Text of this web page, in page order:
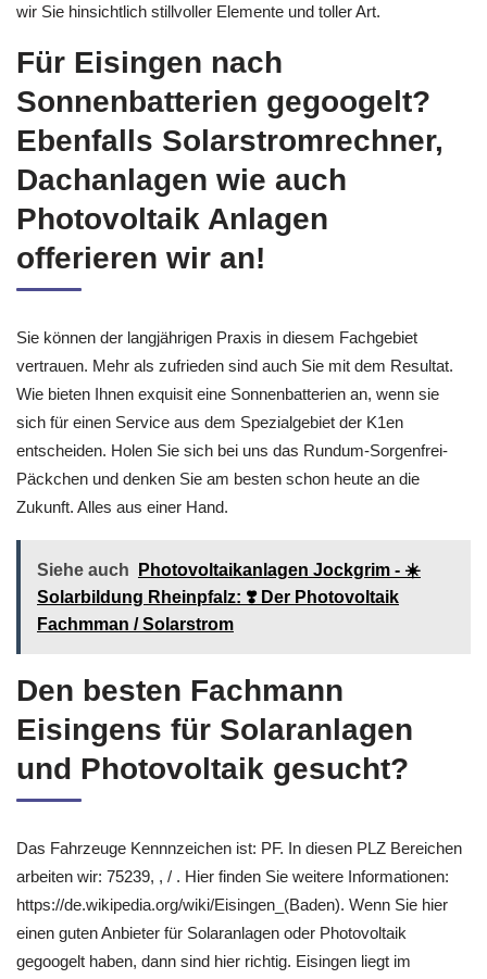
wir Sie hinsichtlich stillvoller Elemente und toller Art.
Für Eisingen nach
Sonnenbatterien gegoogelt?
Ebenfalls Solarstromrechner,
Dachanlagen wie auch
Photovoltaik Anlagen
offerieren wir an!
Sie können der langjährigen Praxis in diesem Fachgebiet
vertrauen. Mehr als zufrieden sind auch Sie mit dem Resultat.
Wie bieten Ihnen exquisit eine Sonnenbatterien an, wenn sie
sich für einen Service aus dem Spezialgebiet der K1en
entscheiden. Holen Sie sich bei uns das Rundum-Sorgenfrei-
Päckchen und denken Sie am besten schon heute an die
Zukunft. Alles aus einer Hand.
Siehe auch
Photovoltaikanlagen Jockgrim - ☀️
Solarbildung Rheinpfalz: ❣️ Der Photovoltaik
Fachmman / Solarstrom
Den besten Fachmann
Eisingens für Solaranlagen
und Photovoltaik gesucht?
Das Fahrzeuge Kennnzeichen ist: PF. In diesen PLZ Bereichen
arbeiten wir: 75239, , / . Hier finden Sie weitere Informationen:
https://de.wikipedia.org/wiki/Eisingen_(Baden). Wenn Sie hier
einen guten Anbieter für Solaranlagen oder Photovoltaik
gegoogelt haben, dann sind hier richtig. Eisingen liegt im